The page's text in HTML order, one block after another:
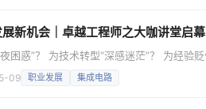
新机会｜卓越工程师之大咖讲堂启幕
困惑”？ 为技术转型“深感迷茫”？ 为经验
施卫富主讲，以《筑牢底层逻辑，深耕
09 职业发展 集成电路